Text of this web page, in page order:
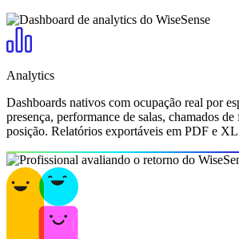
Analytics
Dashboards nativos com ocupação real por
presença, performance de salas, chamados
posição. Relatórios exportáveis em PDF e